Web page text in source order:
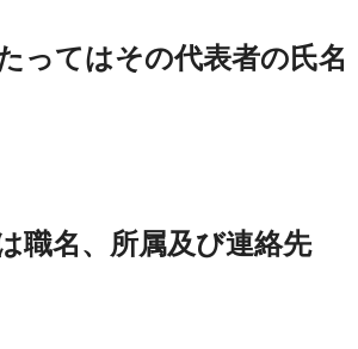
ってはその代表者の氏名
職名、所属及び連絡先